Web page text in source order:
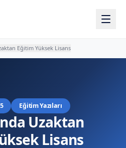
Eğitim Yüksek Lisans
Eğitim Yazıları
Uzaktan
Lisans